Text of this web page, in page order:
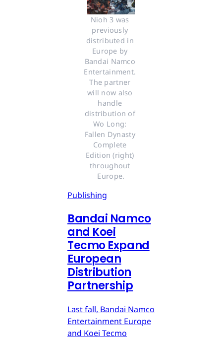
Nioh 3 was
previously
distributed in
Europe by
Bandai Namco
Entertainment.
The partner
will now also
handle
distribution of
Wo Long:
Fallen Dynasty
Complete
Edition (right)
throughout
Europe.
Publishing
Bandai Namco
and Koei
Tecmo Expand
European
Distribution
Partnership
Last fall, Bandai Namco
Entertainment Europe
and Koei Tecmo